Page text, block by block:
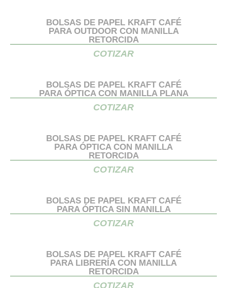
BOLSAS DE PAPEL KRAFT CAFÉ
PARA OUTDOOR CON MANILLA
RETORCIDA
COTIZAR
BOLSAS DE PAPEL KRAFT CAFÉ
PARA ÓPTICA CON MANILLA PLANA
COTIZAR
BOLSAS DE PAPEL KRAFT CAFÉ
PARA ÓPTICA CON MANILLA
RETORCIDA
COTIZAR
BOLSAS DE PAPEL KRAFT CAFÉ
PARA ÓPTICA SIN MANILLA
COTIZAR
BOLSAS DE PAPEL KRAFT CAFÉ
PARA LIBRERÍA CON MANILLA
RETORCIDA
COTIZAR